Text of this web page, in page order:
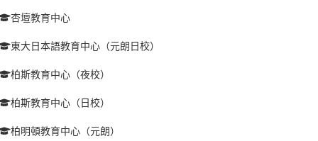
杏壇教育中心
東大日本語教育中心（元朗日校）
柏斯教育中心（夜校）
柏斯教育中心（日校）
柏明頓教育中心（元朗）